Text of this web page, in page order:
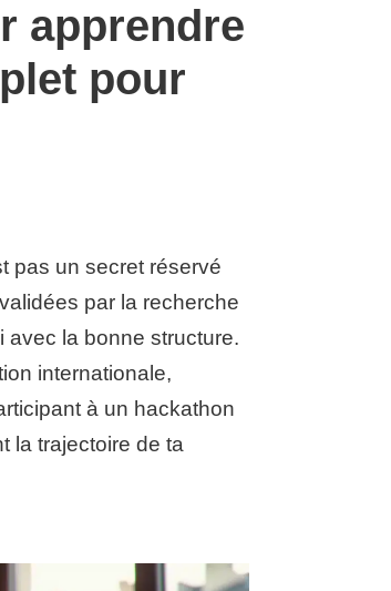
apprendre
pour
pas un secret réservé
par la recherche
la bonne structure.
internationale,
à un hackathon
la trajectoire de ta